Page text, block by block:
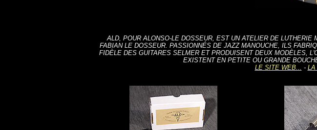
ALD, POUR ALONSO-LE DOSSEUR, EST UN ATELIER DE
FABIAN LE DOSSEUR. PASSIONNÉS DE JAZZ MANOUCHE, ILS
FIDÈLE DES GUITARES SELMER ET PRODUISENT DEUX MODÈLES,
EXISTENT EN PETITE OU GRANDE
LE SITE WEB... - LA